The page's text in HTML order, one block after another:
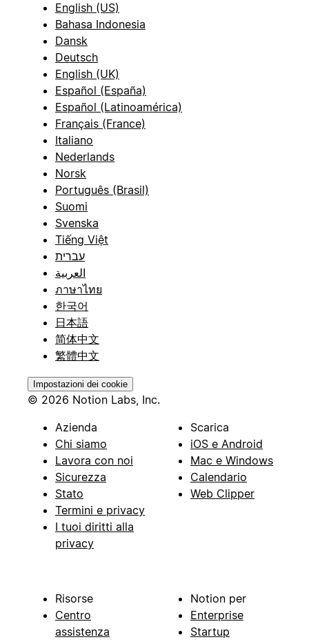
English (US)
Bahasa Indonesia
Dansk
Deutsch
English (UK)
Español (España)
Español (Latinoamérica)
Français (France)
Italiano
Nederlands
Norsk
Português (Brasil)
Suomi
Svenska
Tiếng Việt
עברית
العربية
ภาษาไทย
한국어
日本語
简体中文
繁體中文
Impostazioni dei cookie
© 2026 Notion Labs, Inc.
Azienda
Chi siamo
Lavora con noi
Sicurezza
Stato
Termini e privacy
I tuoi diritti alla
privacy
Scarica
iOS e Android
Mac e Windows
Calendario
Web Clipper
Risorse
Centro
assistenza
Notion per
Enterprise
Startup